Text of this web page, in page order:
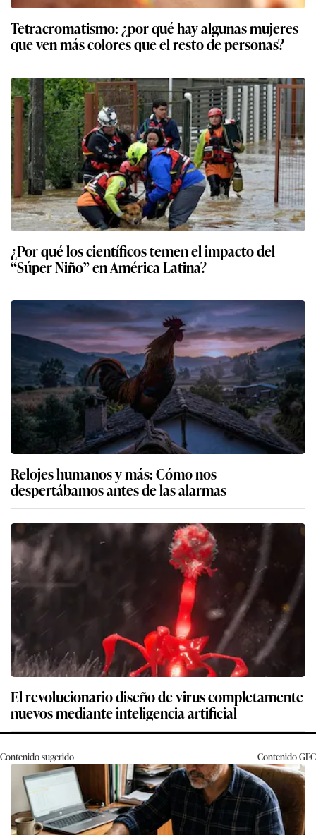
Tetracromatismo: ¿por qué hay algunas mujeres
que ven más colores que el resto de personas?
¿Por qué los científicos temen el impacto del
“Súper Niño” en América Latina?
Relojes humanos y más: Cómo nos
despertábamos antes de las alarmas
El revolucionario diseño de virus completamente
nuevos mediante inteligencia artificial
Contenido sugerido ContenidoGEC